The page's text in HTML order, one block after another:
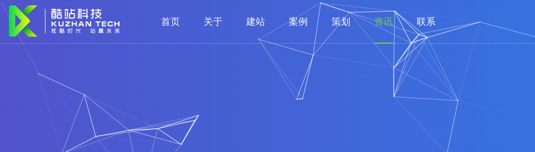
首页 关于 建站 案例 策划 资讯 联系